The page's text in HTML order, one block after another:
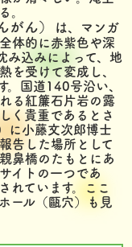
。
がん）
は、マンガ
体的に赤紫色や深
み込みによって、地
を受けて変成し、
。国道140号沿い、
る紅簾石片岩の露
く貴重であるとさ
に小藤文次郎博士
告した場所として
鼻橋のたもとにあ
イトの一つであ
れています。ここ
ール（甌穴）も見